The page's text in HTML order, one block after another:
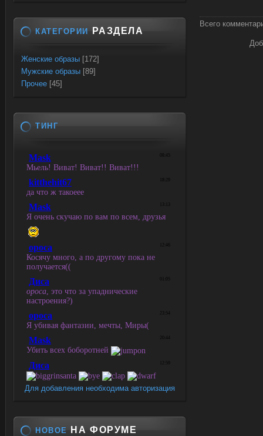
Всего
КАТЕГОРИИ РАЗДЕЛА
Женские образы [172]
Мужские образы [89]
Прочее [45]
ТИНГ
Для добавления необходима авторизация
НОВОЕ НА ФОРУМЕ